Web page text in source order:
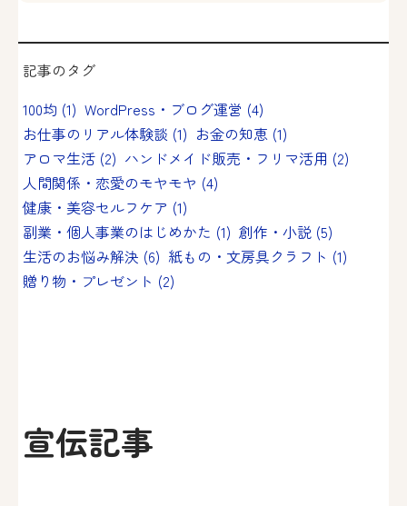
記事のタグ
100均 (1) WordPress・ブログ運営 (4)
お仕事のリアル体験談 (1) お金の知恵 (1)
アロマ生活 (2) ハンドメイド販売・フリマ活用 (2)
人間関係・恋愛のモヤモヤ (4)
健康・美容セルフケア (1)
副業・個人事業のはじめかた (1) 創作・小説 (5)
生活のお悩み解決 (6) 紙もの・文房具クラフト (1)
贈り物・プレゼント (2)
宣伝記事